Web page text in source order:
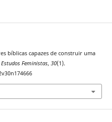
bíblicas capazes de construir uma
Estudos Feministas, 30(1).